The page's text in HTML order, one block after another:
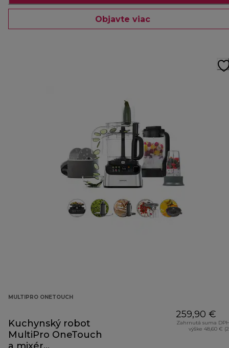
Objavte viac
MULTIPRO ONETOUCH
Kuchynský robot
MultiPro OneTouch
259,90 €
Zahrnutá suma
výške 48,60 €